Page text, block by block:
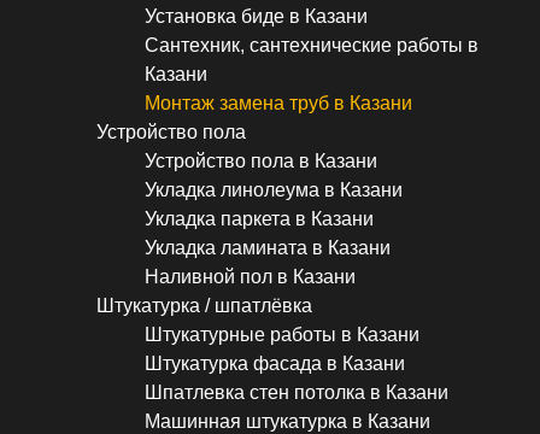
Установка биде в Казани
Сантехник, сантехнические работы в
Казани
Монтаж замена труб в Казани
Устройство пола
Устройство пола в Казани
Укладка линолеума в Казани
Укладка паркета в Казани
Укладка ламината в Казани
Наливной пол в Казани
Штукатурка / шпатлёвка
Штукатурные работы в Казани
Штукатурка фасада в Казани
Шпатлевка стен потолка в Казани
Машинная штукатурка в Казани